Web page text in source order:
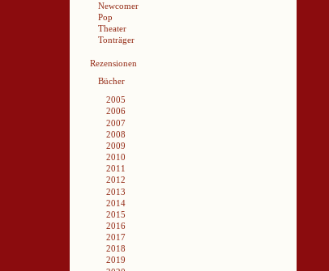
Newcomer
Pop
Theater
Tonträger
Rezensionen
Bücher
2005
2006
2007
2008
2009
2010
2011
2012
2013
2014
2015
2016
2017
2018
2019